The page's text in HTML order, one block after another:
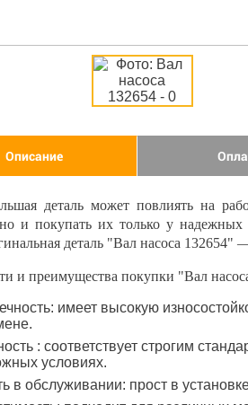
Описание
деталь может повлиять на
и покупать их только у
деталь "Вал насоса
и преимущества покупки "Вал
имеет высокую
: соответствует строгим
условиях.
в обслуживании: прост в